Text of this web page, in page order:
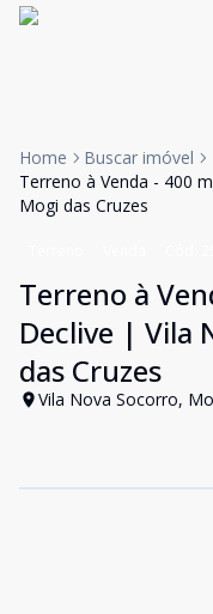
Home
Buscar imóvel
Terreno à Venda - 400
Mogi das Cruzes
Terreno à
Declive | Vila
das Cruzes
Vila Nova Socorro,